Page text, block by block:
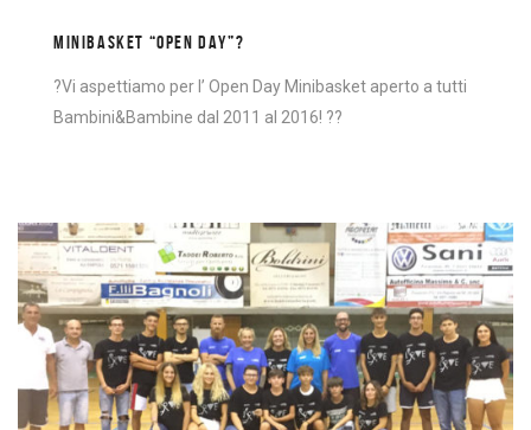
MINIBASKET “OPEN DAY”?
?Vi aspettiamo per l’ Open Day Minibasket aperto a tutti
Bambini&Bambine dal 2011 al 2016! ??